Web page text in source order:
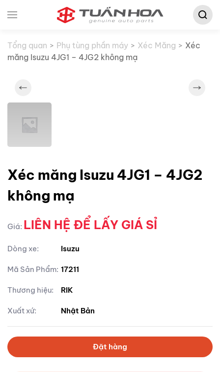
Tìm
Tổng quan
Phụ tùng phần máy Xéc Măng
Xéc
măng Isuzu 4JG1 – 4JG2 không mạ
Xéc măng Isuzu 4JG1 – 4JG2
không mạ
Giá: LIÊN HỆ ĐỂ LẤY GIÁ SỈ
Dòng xe: Isuzu
Mã Sản Phẩm: 17211
Thương hiệu: RIK
Xuất xứ: Nhật Bản
Đặt hàng